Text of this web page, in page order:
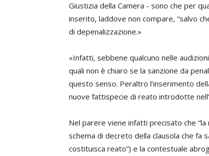
Giustizia della Camera - sono che per
inserito, laddove non compare, “salvo
di depenalizzazione.»
«Infatti, sebbene qualcuno nelle
quali non è chiaro se la sanzione da
questo senso. Peraltro l’inserimento
nuove fattispecie di reato introdotte
Nel parere viene infatti precisato che
schema di decreto della clausola che fa
costituisca reato”) e la contestuale